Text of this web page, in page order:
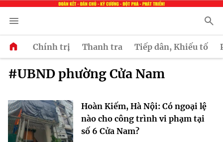
Chính trị Thanh tra Tiếp dân, Khiếu tố
#UBND phường Cửa Nam
Hoàn Kiếm, Hà Nội: Có ngoại lệ
nào cho công trình vi phạm tại
số 6 Cửa Nam?